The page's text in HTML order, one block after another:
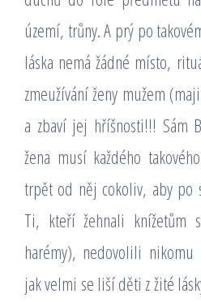
území, trůny. A prý po
láska nemá žádné místo,
zmeužívání ženy mužem
a zbaví jej hříšnosti!!! Sám
žena musí každého
trpět od něj cokoliv, aby po
Ti, kteří žehnali knížetům
harémy), nedovolili
jak velmi se liší děti z žité